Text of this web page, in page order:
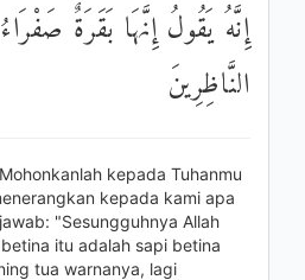
إِنَّهُ يَقُولُ إِنَّهَا بَقَرَةٌ
النَّاظِرِينَ
kepada Tuhanmu
kepada kami apa
"Sesungguhnya Allah
itu adalah sapi betina
tua warnanya, lagi